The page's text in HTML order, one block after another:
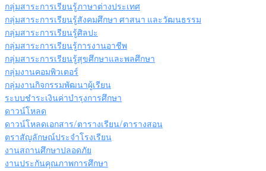
กลุ่มสาระการเรียนรู้ภาษาต่างประเทศ
กลุ่มสาระการเรียนรู้สังคมศึกษา ศาสนา และวัฒนธรรม
กลุ่มสาระการเรียนรู้ศิลปะ
กลุ่มสาระการเรียนรู้การงานอาชีพ
กลุ่มสาระการเรียนรู้สุขศึกษาและพลศึกษา
กลุ่มงานคอมพิวเตอร์
กลุ่มงานกิจกรรมพัฒนาผู้เรียน
ระบบชำระเงินค่าบำรุงการศึกษา
ดาวน์โหลด
ดาวน์โหลดเอกสาร/ตารางเรียน/ตารางสอน
ตราสัญลักษณ์ประจำโรงเรียน
งานสถานศึกษาปลอดภัย
งานประกันคุณภาพการศึกษา